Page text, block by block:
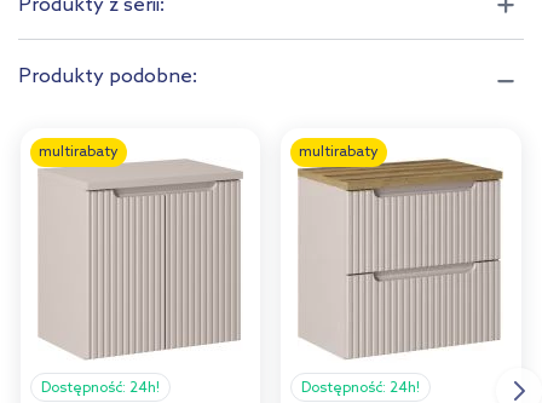
Produkty z serii:
Produkty podobne:
multirabaty
Dostępność:24h!
multirabaty
Dostępność:24h!